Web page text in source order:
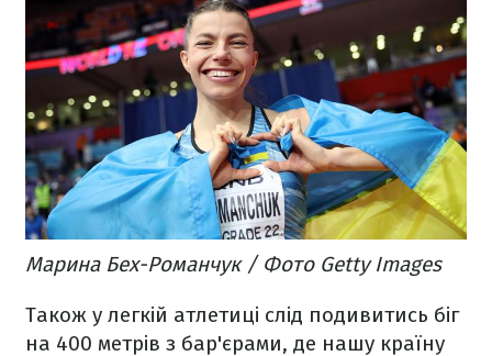
Марина Бех-Романчук / Фото Getty Images
Також у легкій атлетиці слід подивитись біг
на 400 метрів з бар'єрами, де нашу країну